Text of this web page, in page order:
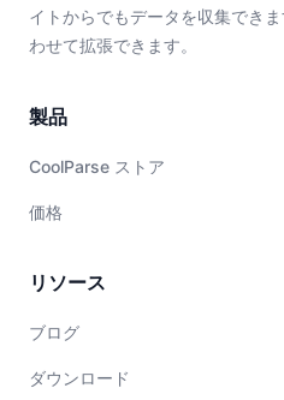
イトからでもデータを収集でき
わせて拡張できます。
製品
CoolParse ストア
価格
リソース
ブログ
ダウンロード